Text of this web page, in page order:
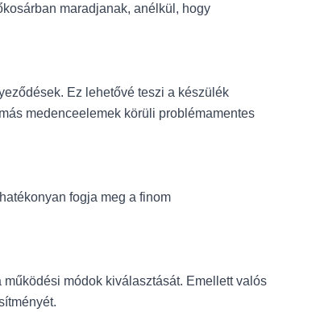
maradjanak, anélkül, hogy
Ez lehetővé teszi a készülék
medenceelemek körüli problémamentes
fogja meg a finom
módok kiválasztását. Emellett valós